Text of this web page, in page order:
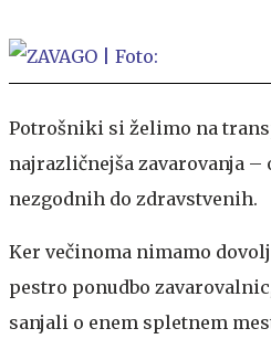
Potrošniki si želimo na
najrazličnejša zavarovanja
nezgodnih do zdravstvenih.
Ker večinoma nimamo
pestro ponudbo
sanjali o enem spletnem